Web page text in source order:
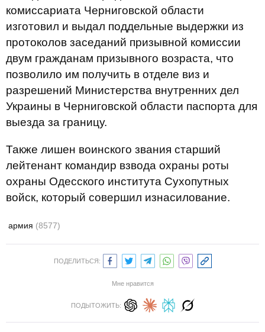
комиссариата Черниговской области
изготовил и выдал поддельные выдержки из
протоколов заседаний призывной комиссии
двум гражданам призывного возраста, что
позволило им получить в отделе виз и
разрешений Министерства внутренних дел
Украины в Черниговской области паспорта для
выезда за границу.
Также лишен воинского звания старший
лейтенант командир взвода охраны роты
охраны Одесского института Сухопутных
войск, который совершил изнасилование.
армия (8577)
ПОДЕЛИТЬСЯ:
Мне нравится
ПОДЫТОЖИТЬ: